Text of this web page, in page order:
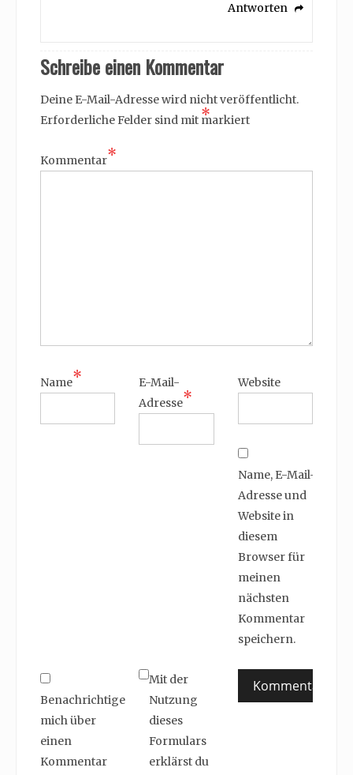
Antworten
Schreibe einen Kommentar
Deine E-Mail-Adresse wird nicht veröffentlicht.
Erforderliche Felder sind mit *
markiert
Kommentar*
Name*
E-Mail-
Adresse*
Website
Name, E-Mail-
Adresse und
Website in
diesem
Browser für
meinen
nächsten
Kommentar
speichern.
Benachrichtige
mich über
einen
Kommentar
Mit der
Nutzung
dieses
Formulars
erklärst du